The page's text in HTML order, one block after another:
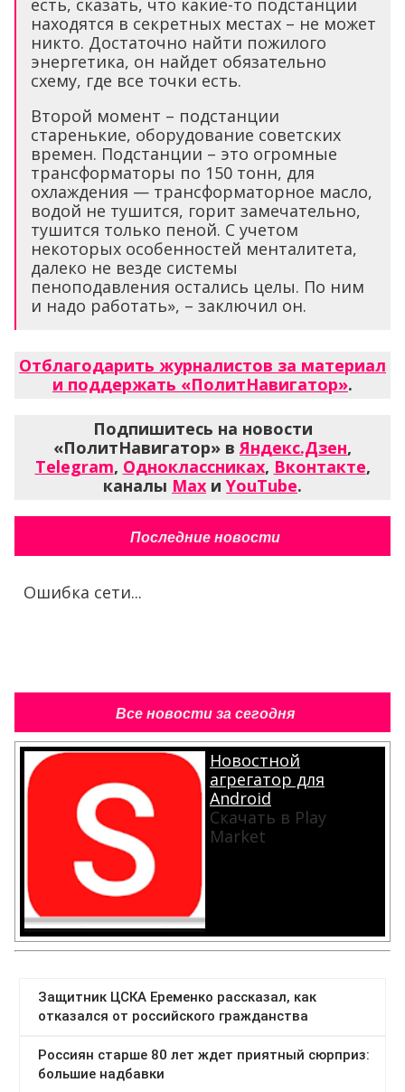
находятся в секретных местах – не может
никто. Достаточно найти пожилого
энергетика, он найдет обязательно
схему, где все точки есть.
Второй момент – подстанции
старенькие, оборудование советских
времен. Подстанции – это огромные
трансформаторы по 150 тонн, для
охлаждения — трансформаторное масло,
водой не тушится, горит замечательно,
тушится только пеной. С учетом
некоторых особенностей менталитета,
далеко не везде системы
пеноподавления остались целы. По ним
и надо работать», – заключил он.
Отблагодарить журналистов за материал
и поддержать «ПолитНавигатор».
Подпишитесь на новости
«ПолитНавигатор» в Яндекс.Дзен,
Telegram, Одноклассниках, Вконтакте,
каналы Max и YouTube.
Последние новости
Ошибка сети...
Все новости за сегодня
Новостной
агрегатор для
Android
Скачать в Play
Market